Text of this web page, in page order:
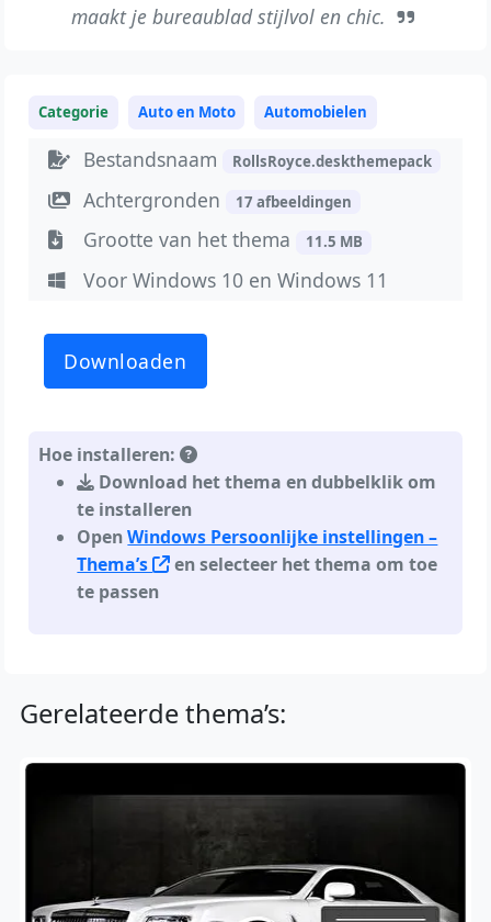
maakt je bureaublad stijlvol en chic.
Categorie Auto en Moto Automobielen
Bestandsnaam RollsRoyce.deskthemepack
Achtergronden 17 afbeeldingen
Grootte van het thema 11.5 MB
Voor Windows 10 en Windows 11
Downloaden
Hoe installeren:
Download het thema en dubbelklik om
te installeren
OpenWindows Persoonlijke instellingen –
Thema’s
en selecteer het thema om toe
te passen
Gerelateerde thema’s: